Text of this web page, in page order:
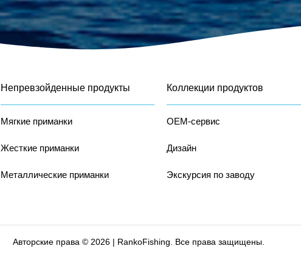
Непревзойденные продукты
Мягкие приманки
Жесткие приманки
Металлические приманки
Коллекции продуктов
OEM-сервис
Дизайн
Экскурсия по заводу
Авторские права © 2026 | RankoFishing. Все права защищены.